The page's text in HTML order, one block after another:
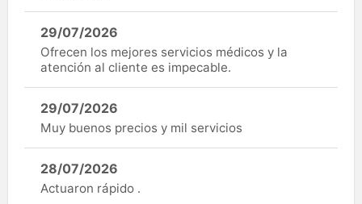
29/07/2026
Ofrecen los mejores servicios médicos y la
atención al cliente es impecable.
29/07/2026
Muy buenos precios y mil servicios
28/07/2026
Actuaron rápido .